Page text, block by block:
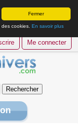
Fermer
cookies. En savoir plus
Me connecter